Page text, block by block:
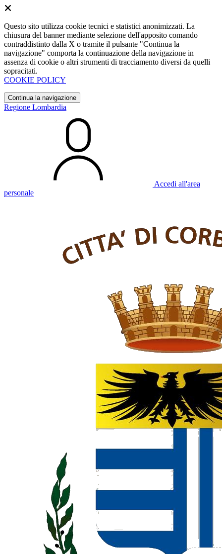
Questo sito utilizza cookie tecnici e statistici anonimizzati. La
chiusura del banner mediante selezione dell'apposito comando
contraddistinto dalla X o tramite il pulsante "Continua la
navigazione" comporta la continuazione della navigazione in
assenza di cookie o altri strumenti di tracciamento diversi da quelli
sopracitati.
COOKIE POLICY
Continua la navigazione
Regione Lombardia
Accedi all'area
personale